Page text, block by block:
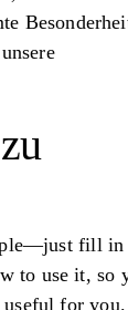
fill in
to use it, so
useful for you.